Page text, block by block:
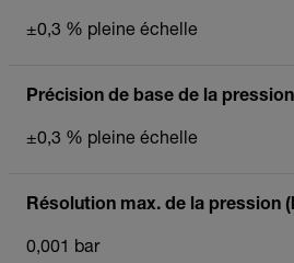
±0,3 % pleine échelle
Précision de base de la
±0,3 % pleine échelle
Résolution max. de la pression
0,001 bar